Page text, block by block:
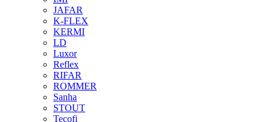
JAFAR
K-FLEX
KERMI
LD
Luxor
Reflex
RIFAR
ROMMER
Sanha
STOUT
Tecofi